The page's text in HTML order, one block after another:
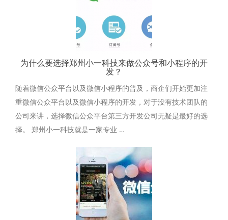
为什么要选择郑州小一科技来做公众号和小程序的开
发？
随着微信公众平台以及微信小程序的普及，商企们开始更加注
重微信公众平台以及微信小程序的开发，对于没有技术团队的
公司来讲，选择微信公众平台第三方开发公司无疑是最好的选
择。 郑州小一科技就是一家专业 …